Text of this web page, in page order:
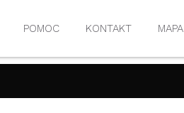
POMOC KONTAKT MAPA